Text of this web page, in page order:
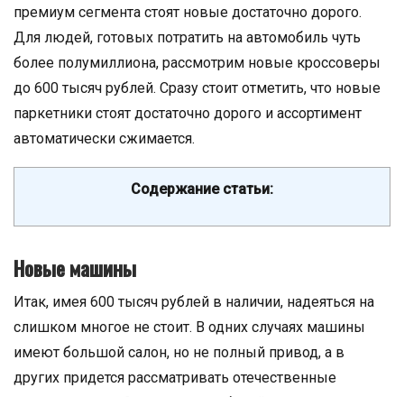
премиум сегмента стоят новые достаточно дорого.
Для людей, готовых потратить на автомобиль чуть
более полумиллиона, рассмотрим новые кроссоверы
до 600 тысяч рублей. Сразу стоит отметить, что новые
паркетники стоят достаточно дорого и ассортимент
автоматически сжимается.
Содержание статьи:
Новые машины
Итак, имея 600 тысяч рублей в наличии, надеяться на
слишком многое не стоит. В одних случаях машины
имеют большой салон, но не полный привод, а в
других придется рассматривать отечественные